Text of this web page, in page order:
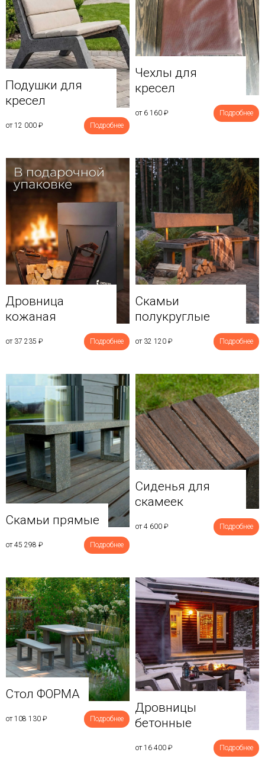
Подушки для
кресел
от 12 000 ₽ Подробнее
Чехлы для
кресел
от 6 160 ₽ Подробнее
Дровница
кожаная
от 37 235 ₽ Подробнее
Скамьи
полукруглые
от 32 120 ₽ Подробнее
Скамьи прямые
от 45 298 ₽ Подробнее
Сиденья для
скамеек
от 4 600 ₽ Подробнее
Стол ФОРМА
от 108 130 ₽ Подробнее
Дровницы
бетонные
от 16 400 ₽ Подробнее